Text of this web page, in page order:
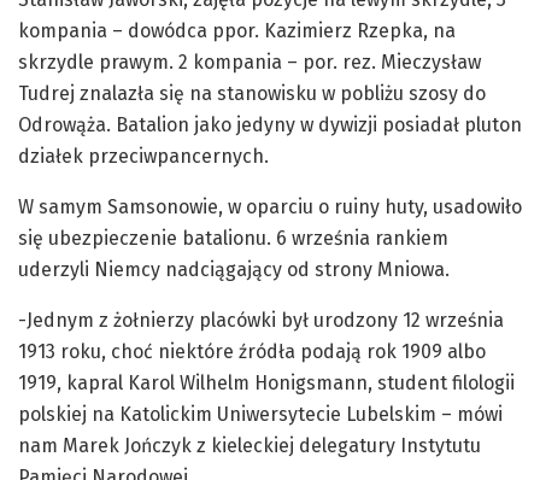
kompania – dowódca ppor. Kazimierz Rzepka, na
skrzydle prawym. 2 kompania – por. rez. Mieczysław
Tudrej znalazła się na stanowisku w pobliżu szosy do
Odrowąża. Batalion jako jedyny w dywizji posiadał pluton
działek przeciwpancernych.
W samym Samsonowie, w oparciu o ruiny huty, usadowiło
się ubezpieczenie batalionu. 6 września rankiem
uderzyli Niemcy nadciągający od strony Mniowa.
-Jednym z żołnierzy placówki był urodzony 12 września
1913 roku, choć niektóre źródła podają rok 1909 albo
1919, kapral Karol Wilhelm Honigsmann, student filologii
polskiej na Katolickim Uniwersytecie Lubelskim – mówi
nam Marek Jończyk z kieleckiej delegatury Instytutu